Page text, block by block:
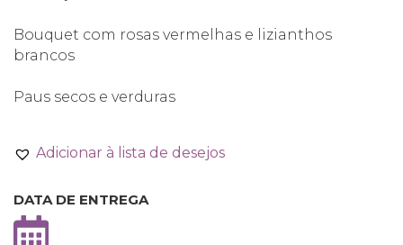
Bouquet com rosas vermelhas e lizianthos
brancos
Paus secos e verduras
Adicionar à lista de desejos
DATA DE ENTREGA